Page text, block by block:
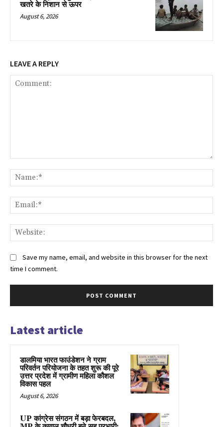
खतरे के निशान से ऊपर
August 6, 2026
LEAVE A REPLY
Save my name, email, and website in this browser for the next
time I comment.
Latest article
डालमिया भारत फाउंडेशन ने ग्राम
परिवर्तन परियोजना के तहत शुरू की पूरे
उत्तर प्रदेश में ग्रामीण महिला कौशल
विकास पहल
August 6, 2026
UP कांग्रेस संगठन में बड़ा फेरबदल,